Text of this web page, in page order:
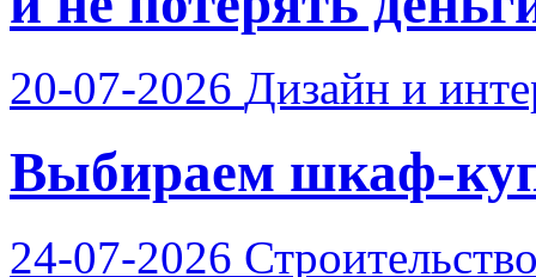
20-07-2026 Дизайн и
Выбираем шкаф-
24-07-2026